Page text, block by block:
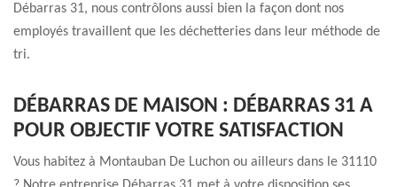
Débarras 31, nous contrôlons aussi bien la façon dont nos
employés travaillent que les déchetteries dans leur méthode de
tri.
DÉBARRAS DE MAISON : DÉBARRAS 31 A
POUR OBJECTIF VOTRE SATISFACTION
Vous habitez à Montauban De Luchon ou ailleurs dans le 31110